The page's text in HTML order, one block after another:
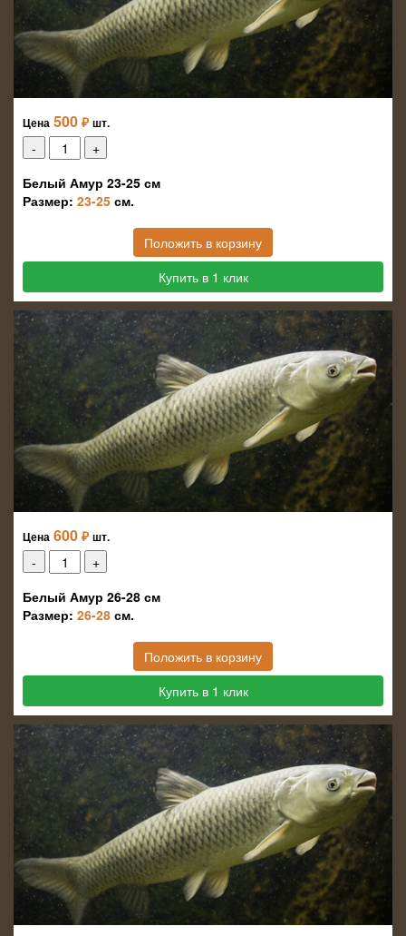
Цена 500 ₽ шт.
Белый Амур 23-25 см
Размер: 23-25 см.
Положить в корзину
Купить в 1 клик
Цена 600 ₽ шт.
Белый Амур 26-28 см
Размер: 26-28 см.
Положить в корзину
Купить в 1 клик